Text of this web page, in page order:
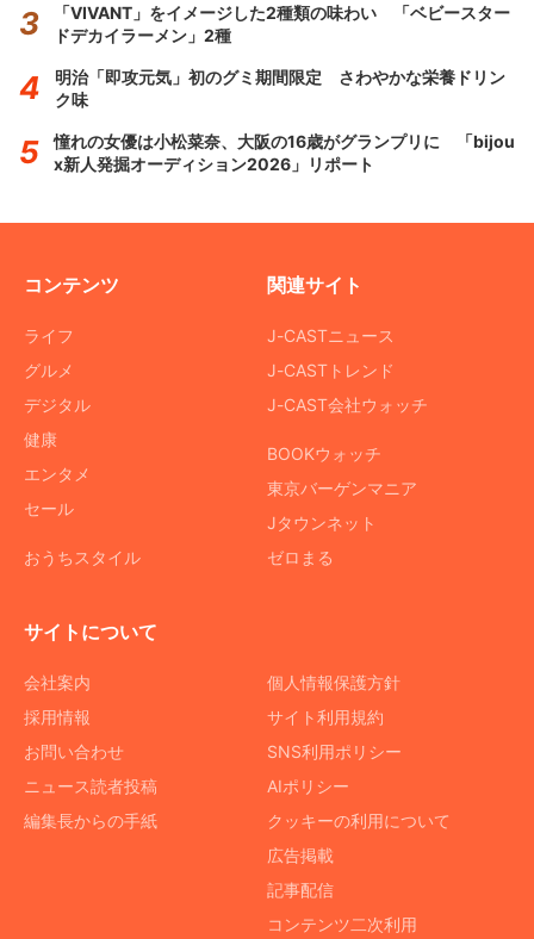
「VIVANT」をイメージした2種類の味わい 「ベビースター
ドデカイラーメン」2種
明治「即攻元気」初のグミ期間限定 さわやかな栄養ドリン
ク味
憧れの女優は小松菜奈、大阪の16歳がグランプリに 「bijou
x新人発掘オーディション2026」リポート
コンテンツ
ライフ
グルメ
デジタル
健康
エンタメ
セール
おうちスタイル
関連サイト
J-CASTニュース
J-CASTトレンド
J-CAST会社ウォッチ
BOOKウォッチ
東京バーゲンマニア
Jタウンネット
ゼロまる
サイトについて
会社案内
採用情報
お問い合わせ
ニュース読者投稿
編集長からの手紙
個人情報保護方針
サイト利用規約
SNS利用ポリシー
AIポリシー
クッキーの利用について
広告掲載
記事配信
コンテンツ二次利用